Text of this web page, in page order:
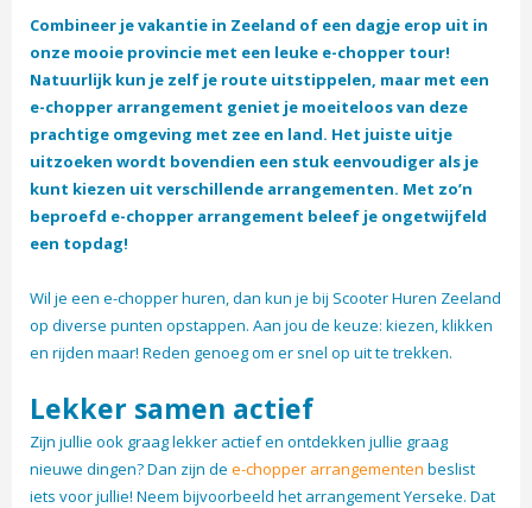
Combineer je vakantie in Zeeland of een dagje erop uit in
onze mooie provincie met een leuke e-chopper tour!
Natuurlijk kun je zelf je route uitstippelen, maar met een
e-chopper arrangement geniet je moeiteloos van deze
prachtige omgeving met zee en land. Het juiste uitje
uitzoeken wordt bovendien een stuk eenvoudiger als je
kunt kiezen uit verschillende arrangementen. Met zo’n
beproefd e-chopper arrangement beleef je ongetwijfeld
een topdag!
Wil je een e-chopper huren, dan kun je bij Scooter Huren Zeeland
op diverse punten opstappen. Aan jou de keuze: kiezen, klikken
en rijden maar! Reden genoeg om er snel op uit te trekken.
Lekker samen actief
Zijn jullie ook graag lekker actief en ontdekken jullie graag
nieuwe dingen? Dan zijn de e-chopper arrangementen beslist
iets voor jullie! Neem bijvoorbeeld het arrangement Yerseke. Dat